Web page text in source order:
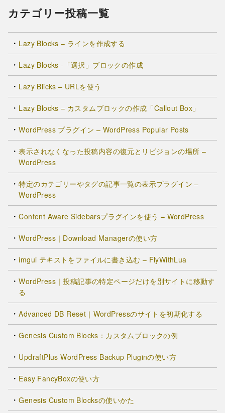
カテゴリー投稿一覧
Lazy Blocks – ラインを作成する
Lazy Blocks -「選択」ブロックの作成
Lazy Blicks – URLを使う
Lazy Blocks – カスタムブロックの作成「Callout Box」
WordPress プラグイン – WordPress Popular Posts
表示されなくなった投稿内容の復元とリビジョンの場所 –
WordPress
特定のカテゴリーやタグの記事一覧の表示プラグイン –
WordPress
Content Aware Sidebarsプラグインを使う – WordPress
WordPress｜Download Managerの使い方
imgui テキストをファイルに書き込む – FlyWithLua
WordPress｜投稿記事の特定ページだけを別サイトに移動す
る
Advanced DB Reset｜WordPressのサイトを初期化する
Genesis Custom Blocks：カスタムブロックの例
UpdraftPlus WordPress Backup Pluginの使い方
Easy FancyBoxの使い方
Genesis Custom Blocksの使いかた